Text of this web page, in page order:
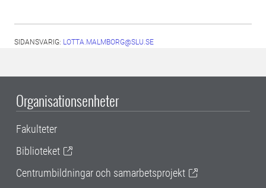
SIDANSVARIG: LOTTA.MALMBORG@SLU.SE
Organisationsenheter
Fakulteter
Biblioteket
Centrumbildningar och samarbetsprojekt